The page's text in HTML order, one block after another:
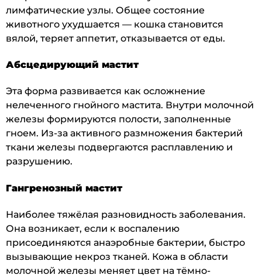
лимфатические узлы. Общее состояние
животного ухудшается — кошка становится
вялой, теряет аппетит, отказывается от еды.
Абсцедирующий мастит
Эта форма развивается как осложнение
нелеченного гнойного мастита. Внутри молочной
железы формируются полости, заполненные
гноем. Из-за активного размножения бактерий
ткани железы подвергаются расплавлению и
разрушению.
Гангренозный мастит
Наиболее тяжёлая разновидность заболевания.
Она возникает, если к воспалению
присоединяются анаэробные бактерии, быстро
вызывающие некроз тканей. Кожа в области
молочной железы меняет цвет на тёмно-